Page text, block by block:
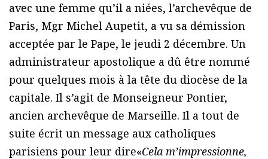
avec une femme qu’il a niées, l’archevêque de
Paris, Mgr Michel Aupetit, a vu sa démission
acceptée par le Pape, le jeudi 2 décembre. Un
administrateur apostolique a dû être nommé
pour quelques mois à la tête du diocèse de la
capitale. Il s’agit de Monseigneur Pontier,
ancien archevêque de Marseille. Il a tout de
suite écrit un message aux catholiques
parisiens pour leur dire«Cela m’impressionne,